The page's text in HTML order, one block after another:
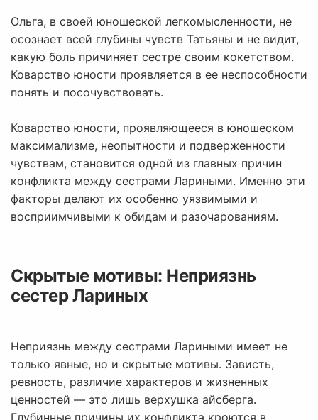
Ольга, в своей юношеской легкомысленности, не
осознает всей глубины чувств Татьяны и не видит,
какую боль причиняет сестре своим кокетством.
Коварство юности проявляется в ее неспособности
понять и посочувствовать.
Коварство юности, проявляющееся в юношеском
максимализме, неопытности и подверженности
чувствам, становится одной из главных причин
конфликта между сестрами Лариными. Именно эти
факторы делают их особенно уязвимыми и
восприимчивыми к обидам и разочарованиям.
Скрытые мотивы: Неприязнь
сестер Лариных
Неприязнь между сестрами Лариными имеет не
только явные, но и скрытые мотивы. Зависть,
ревность, различие характеров и жизненных
ценностей — это лишь верхушка айсберга.